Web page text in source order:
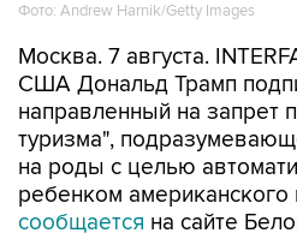
Фото: Andrew Harnik/Getty Images
Москва. 7 августа.
США Дональд Трамп
направленный на запрет
туризма",
на роды с целью
ребенком американского
сообщается на сайте